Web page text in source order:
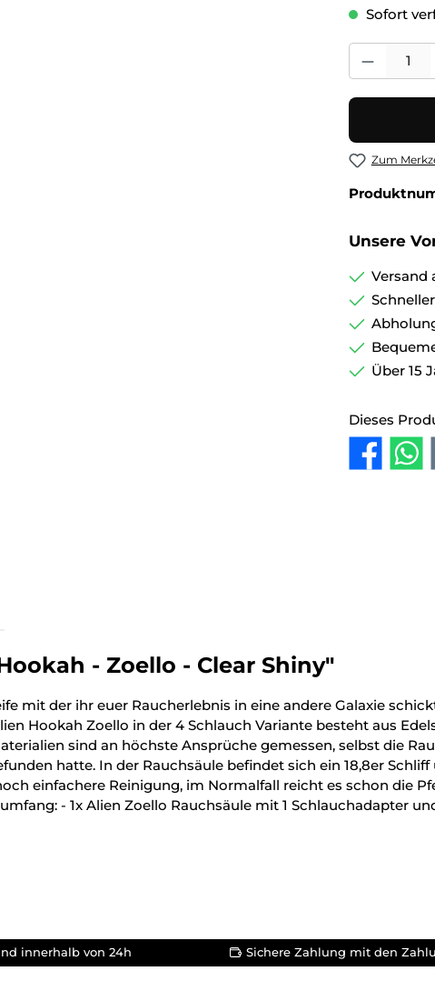
Sofort
Produkt
Zum
Unsere
Versand
Über 15
Dieses
- Zoello - Clear Shiny"
mit der ihr euer Raucherlebnis in eine andere Galaxie
Hookah Zoello in der 4 Schlauch Variante besteht aus
sind an höchste Ansprüche gemessen, selbst die
hatte. In der Rauchsäule befindet sich ein 18,8er
einfachere Reinigung, im Normalfall reicht es schon die
- 1x Alien Zoello Rauchsäule mit 1 Schlauchadapter
innerhalb von 24h Sichere Zahlung mit den